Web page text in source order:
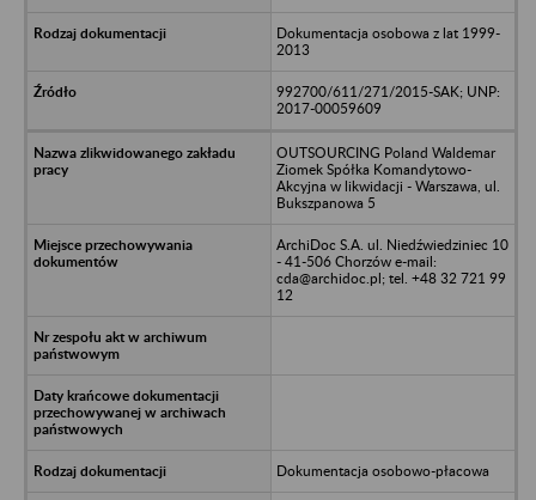
Dokumentacja osobowa z lat 1999-
2013
992700/611/271/2015-SAK; UNP:
2017-00059609
OUTSOURCING Poland Waldemar
Ziomek Spółka Komandytowo-
Akcyjna w likwidacji - Warszawa, ul.
Bukszpanowa 5
ArchiDoc S.A. ul. Niedźwiedziniec 10
- 41-506 Chorzów e-mail:
cda@archidoc.pl; tel. +48 32 721 99
12
Dokumentacja osobowo-płacowa